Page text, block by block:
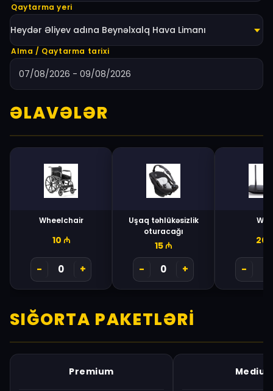
Qaytarma yeri
Heydər Əliyev adına Beynəlxalq Hava Limanı
Alma / Qaytarma tarixi
ƏLAVƏLƏR
Wheelchair
10 ₼
- +
Uşaq təhlükəsizlik
oturacağı
15₼
- +
Wi-
20
-
SIĞORTA PAKETLƏRI
Premium